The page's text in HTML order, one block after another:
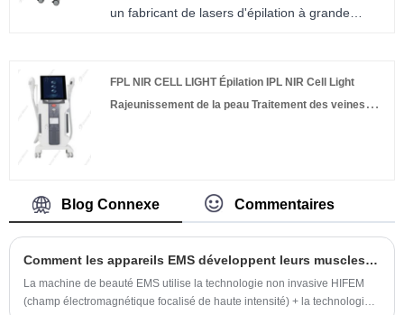
d'épilation au laser Alexandrite pour réduire les
cosmétiques.
un fabricant de lasers d'épilation à grande
depuis plus de 15 ans et a acquis une très
bonne réputation dans le monde entier. Nous
produits couvre les équipements laser
Alexandrite, IPL, laser à diode, HIFU et EMS.
Nous fournirons également un service OEM
pour répondre aux exigences du client.
FPL NIR CELL LIGHT Épilation IPL NIR Cell Light
Rajeunissement de la peau Traitement des veines
Blog Connexe Commentaires
Comment les appareils EMS développent leurs muscles et perdent du poids ?
La machine de beauté EMS utilise la technologie non invasive HIFEM
(champ électromagnétique focalisé de haute intensité) + la technologie